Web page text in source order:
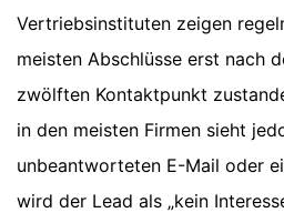
Vertriebsinstituten zeigen
meisten Abschlüsse erst nach
zwölften Kontaktpunkt
in den meisten Firmen sieht
unbeantworteten E-Mail oder
wird der Lead als „kein